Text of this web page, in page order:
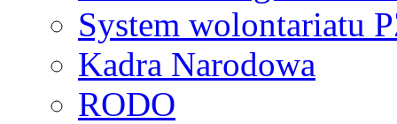
System wolontariatu
Kadra Narodowa
RODO